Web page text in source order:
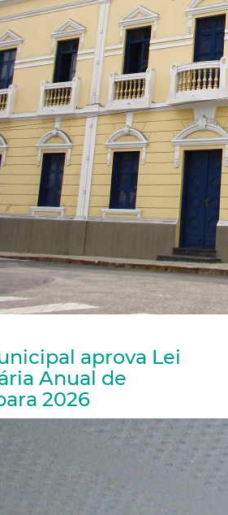
aprova Lei
Anual de
2026